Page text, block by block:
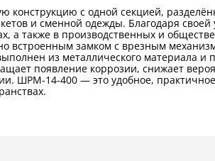
с одной секцией,
и сменной одежды. Благодаря
а также в производственных и
замком с врезным
из металлического материала
появление коррозии, снижает
ШРМ-14-400 — это удобное,